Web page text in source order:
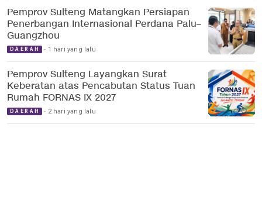
Pemprov Sulteng Matangkan Persiapan
Penerbangan Internasional Perdana Palu–
Guangzhou
DAERAH 1 hari yang lalu
Pemprov Sulteng Layangkan Surat
Keberatan atas Pencabutan Status Tuan
Rumah FORNAS IX 2027
DAERAH 2 hari yang lalu